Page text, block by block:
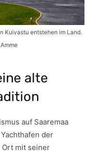
Kuivastu entstehen im Land.
alte
auf Saaremaa
der
Ort mit seiner